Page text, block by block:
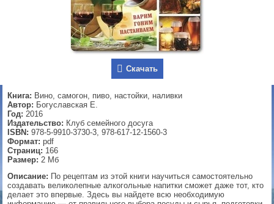
Скачать
Книга: Вино, самогон, пиво, настойки, наливки
Автор: Богуславская Е.
Год: 2016
Издательство: Клуб семейного досуга
ISBN: 978-5-9910-3730-3, 978-617-12-1560-3
Формат: pdf
Страниц: 166
Размер: 2 Мб
Описание: По рецептам из этой книги научиться самостоятельно
создавать великолепные алкогольные напитки сможет даже тот, кто
делает это впервые. Здесь вы найдете всю необходимую
▼
▼